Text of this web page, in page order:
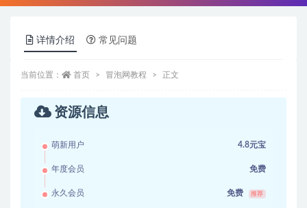
详情介绍 常见问题
当前位置： 首页 冒泡网教程 正文
资源信息
萌新用户 4.8元宝
年度会员 免费
永久会员 免费 推荐